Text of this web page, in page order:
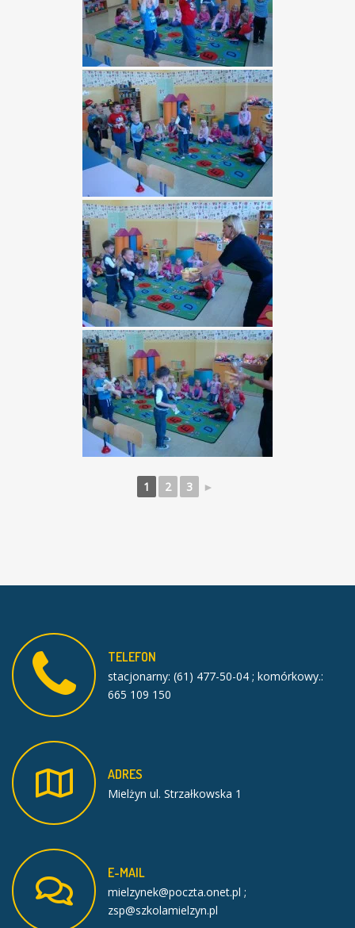
1 2 3 ►
TELEFON
stacjonarny: (61) 477-50-04 ; komórkowy.:
665 109 150
ADRES
Mielżyn ul. Strzałkowska 1
E-MAIL
mielzynek@poczta.onet.pl ;
zsp@szkolamielzyn.pl